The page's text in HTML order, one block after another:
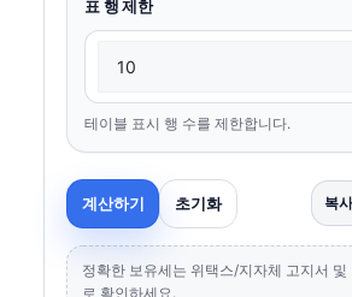
표 행 제한
테이블 표시 행 수를 제한합니다.
계산하기 초기화 복사
정확한 보유세는 위택스/지자체 고지서 및
로 확인하세요.